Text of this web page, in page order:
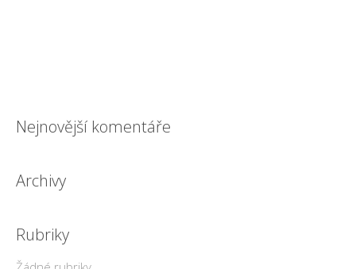
Nejnovější komentáře
Archivy
Rubriky